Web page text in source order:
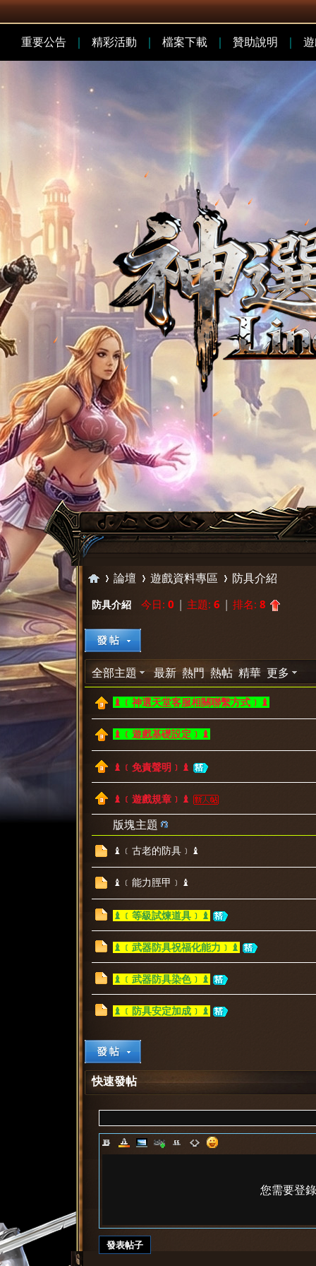
神
選
天
堂
»
論壇 遊戲資料專區 防具介紹
防具介紹 今日: 0 | 主題: 6 | 排名: 8
全部主題 最新 熱門 熱帖 精華 更多
♝﹝神選天堂客服相關聯繫方式﹞♝
♝﹝遊戲基礎設定﹞♝
♝﹝免責聲明﹞♝
♝﹝遊戲規章﹞♝
版塊主題
♝﹝古老的防具﹞♝
♝﹝能力脛甲﹞♝
♝﹝等級試煉道具﹞♝
♝﹝武器防具祝福化能力﹞♝
♝﹝武器防具染色﹞♝
♝﹝防具安定加成﹞♝
快速發帖
您需要登
發表帖子